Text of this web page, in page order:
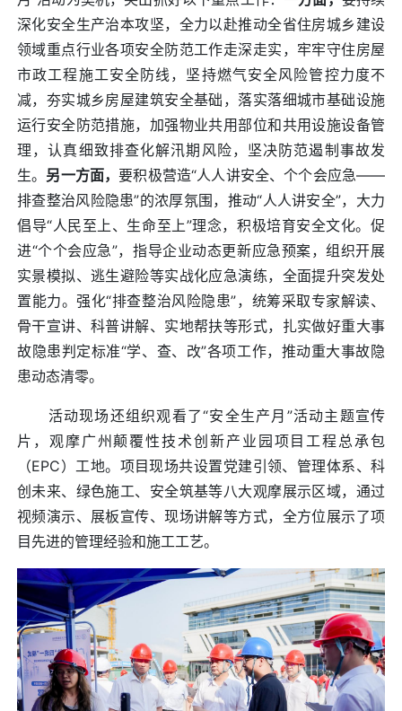
深化安全生产治本攻坚，全力以赴推动全省住房城乡建设
领域重点行业各项安全防范工作走深走实，牢牢守住房屋
市政工程施工安全防线，坚持燃气安全风险管控力度不
减，夯实城乡房屋建筑安全基础，落实落细城市基础设施
运行安全防范措施，加强物业共用部位和共用设施设备管
理，认真细致排查化解汛期风险，坚决防范遏制事故发
生。 另一方面，要积极营造“人人讲安全、个个会应急——
排查整治风险隐患”的浓厚氛围，推动“人人讲安全”，大力
倡导“人民至上、生命至上”理念，积极培育安全文化。促
进“个个会应急”，指导企业动态更新应急预案，组织开展
实景模拟、逃生避险等实战化应急演练，全面提升突发处
置能力。强化“排查整治风险隐患”，统筹采取专家解读、
骨干宣讲、科普讲解、实地帮扶等形式，扎实做好重大事
故隐患判定标准“学、查、改”各项工作，推动重大事故隐
患动态清零。
活动现场还组织观看了“安全生产月”活动主题宣传
片，观摩广州颠覆性技术创新产业园项目工程总承包
（EPC）工地。项目现场共设置党建引领、管理体系、科
创未来、绿色施工、安全筑基等八大观摩展示区域，通过
视频演示、展板宣传、现场讲解等方式，全方位展示了项
目先进的管理经验和施工工艺。